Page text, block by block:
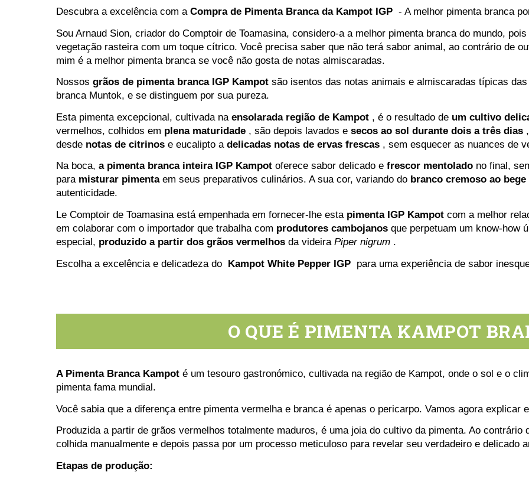
Descubra a excelência com a Compra de Pimenta Branca da Kampot IGP - A melhor pimenta branca
Sou Arnaud Sion, criador do Comptoir de Toamasina, considero-a a melhor pimenta branca do mundo,
vegetação rasteira com um toque cítrico. Você precisa saber que não terá sabor animal, ao contrário de
mim é a melhor pimenta branca se você não gosta de notas almiscaradas.
Nossos grãos de pimenta branca IGP Kampotsão isentos das notas animais e almiscaradas típicas
branca Muntok, e se distinguem por sua pureza.
Esta pimenta excepcional, cultivada na ensolarada região de Kampot, é o resultado de um cultivo
vermelhos, colhidos em plena maturidade, são depois lavados e secos ao sol durante dois a três dias,
desde notas de citrinose eucalipto a delicadas notas de ervas frescas, sem esquecer as nuances de
Na boca, a pimenta branca inteira IGP Kampotoferece sabor delicado e frescor mentoladono final,
para misturar pimentaem seus preparativos culinários. A sua cor, variando do branco cremoso ao bege
autenticidade.
Le Comptoir de Toamasina está empenhada em fornecer-lhe esta pimenta IGP Kampotcom a melhor
em colaborar com o importador que trabalha com produtores cambojanosque perpetuam um know-how
especial, produzido a partir dos grãos vermelhosda videira Piper nigrum.
Escolha a excelência e delicadeza do Kampot White Pepper IGPpara uma experiência de sabor
O QUE É PIMENTA KAMPOT
A Pimenta Branca Kampoté um tesouro gastronómico, cultivada na região de Kampot, onde o sol e o
pimenta fama mundial.
Você sabia que a diferença entre pimenta vermelha e branca é apenas o pericarpo. Vamos agora explicar
Produzida a partir de grãos vermelhos totalmente maduros, é uma joia do cultivo da pimenta. Ao contrário
colhida manualmente e depois passa por um processo meticuloso para revelar seu verdadeiro e delicado
Etapas de produção: